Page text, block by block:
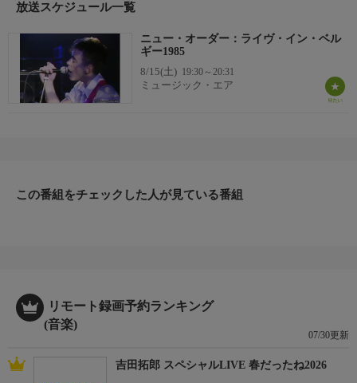
放送スケジュール一覧
ニュー・オーダー：ライヴ・イン・ベル
ギー1985
8/15(土) 19:30～20:31
ミュージック・エア
この番組をチェックした人が見ている番組
リモート録画予約ランキング
(音楽)
07/30更新
吉田拓郎 スペシャルLIVE 春だったね2026